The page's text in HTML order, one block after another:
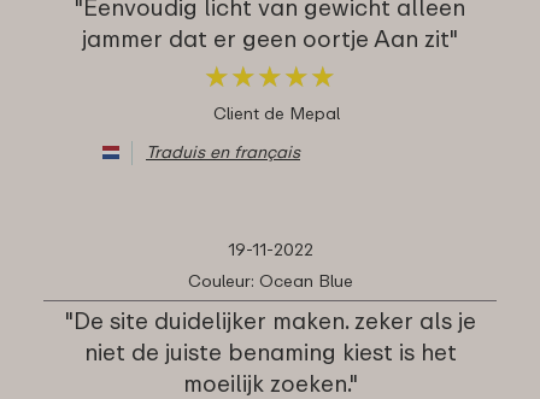
"Eenvoudig licht van gewicht alleen
jammer dat er geen oortje Aan zit"
★★★★★
★★★★★
Client de Mepal
Traduis en français
19-11-2022
Couleur: Ocean Blue
"De site duidelijker maken. zeker als je
niet de juiste benaming kiest is het
moeilijk zoeken."